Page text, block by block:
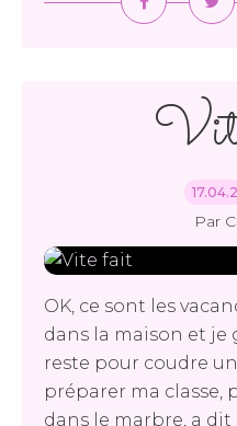
Par
OK, ce sont les
dans la maison et je
reste pour coudre
préparer ma classe,
dans le marbre, a